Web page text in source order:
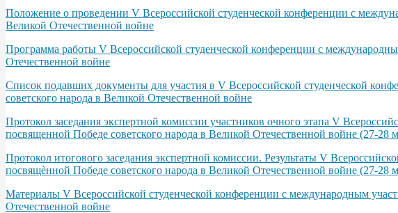
Положение о проведении V Всероссийской студенческой конференции с
Великой Отечественной войне
Программа работы V Всероссийской студенческой конференции с
Отечественной войне
Список подавших документы для участия в V Всероссийской студенческой
советского народа в Великой Отечественной войне
Протокол заседания экспертной комиссии участников очного этапа V
посвященной Победе советского народа в Великой Отечественной войне (27-28
Протокол итогового заседания экспертной комиссии. Результаты V
посвящѐнной Победе советского народа в Великой Отечественной войне (27-28
Материалы V Всероссийской студенческой конференции с международным
Отечественной войне